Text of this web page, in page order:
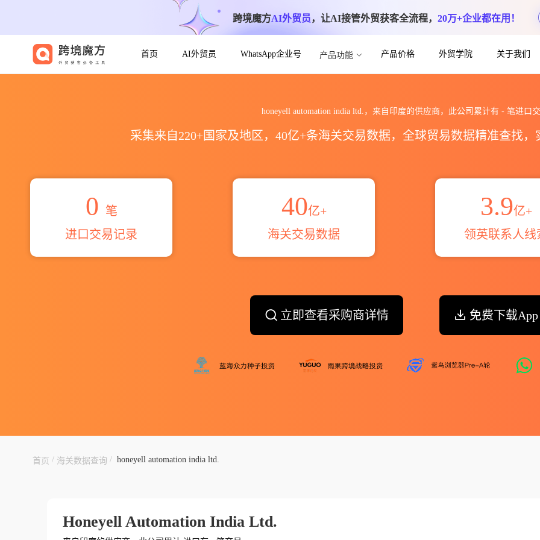
跨境魔方AI外贸员，让AI接管外贸获客全流程， 20万+企业都在用！
首页 AI外贸员 WhatsApp企业号 产品功能 产品价格 外贸学院 关于我们
honeyell automation india ltd.，来自印度的供应商，此公司累计有 -笔进口
采集来自220+国家及地区，40亿+条海关交易数据，全球贸易数据精准查找
0 笔
进口交易记录
40亿+
海关交易数据
3.9亿+
领英联系人线
立即查看采购商详情 免费下载App
首页 / 海关数据查询 / honeyell automation india ltd.
Honeyell Automation India Ltd.